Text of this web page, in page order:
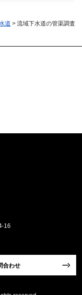
道 > 流域下水道の管渠調査
16
合わせ